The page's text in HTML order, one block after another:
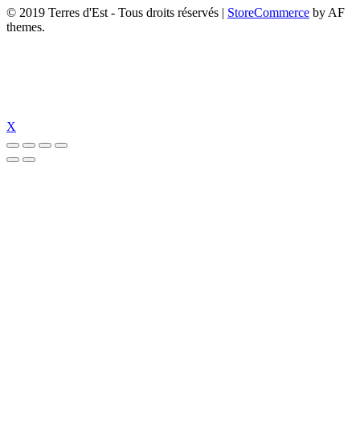
© 2019 Terres d'Est - Tous droits réservés
StoreCommerce by AF
themes.
X